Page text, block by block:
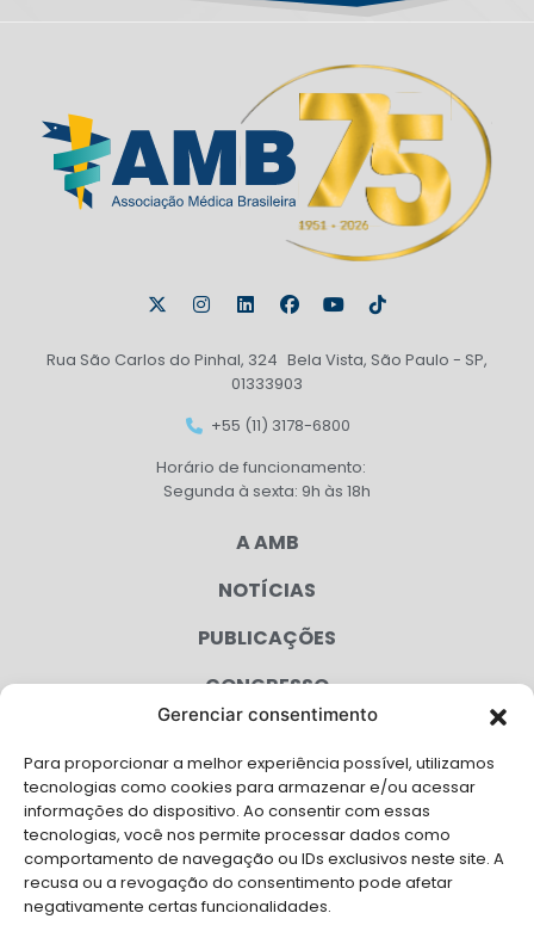
Gerenciar consentimento
Para proporcionar a melhor experiência possível, utilizamos
tecnologias como cookies para armazenar e/ou acessar
informações do dispositivo. Ao consentir com essas
tecnologias, você nos permite processar dados como
comportamento de navegação ou IDs exclusivos neste site. A
recusa ou a revogação do consentimento pode afetar
negativamente certas funcionalidades.
Rua São Carlos do Pinhal, 324 Bela Vista, São Paulo - SP,
01333903
+55 (11) 3178-6800
Horário de funcionamento:
Segunda à sexta: 9h às 18h
A AMB
NOTÍCIAS
PUBLICAÇÕES
CONGRESSO
CAMPANHAS
SERVIÇOS
FILIADAS